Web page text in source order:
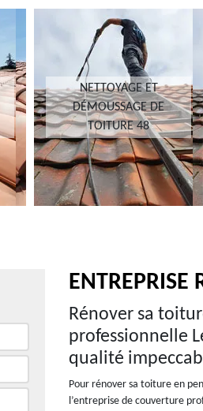
NETTOYAGE ET
DÉMOUSSAGE DE
TOITURE 48
ENTREPRISE
Rénover sa
professionnelle
qualité
Pour rénover sa toiture en
l’entreprise de couverture